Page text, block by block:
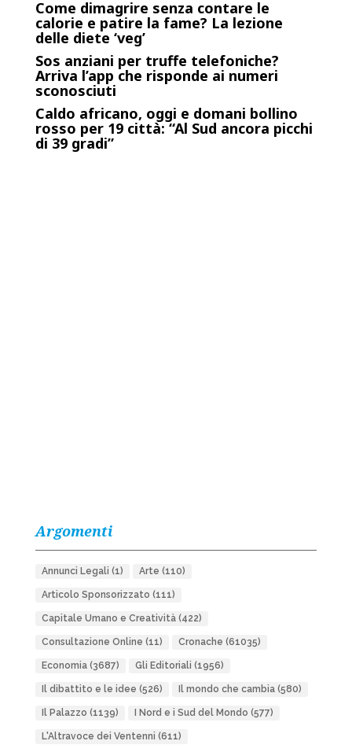
Come dimagrire senza contare le
calorie e patire la fame? La lezione
delle diete ‘veg’
Sos anziani per truffe telefoniche?
Arriva l’app che risponde ai numeri
sconosciuti
Caldo africano, oggi e domani bollino
rosso per 19 città: “Al Sud ancora picchi
di 39 gradi”
Argomenti
Annunci Legali (1) Arte (110)
Articolo Sponsorizzato (111)
Capitale Umano e Creatività(422)
Consultazione Online (11) Cronache (61035)
Economia(3687) Gli Editoriali (1956)
Il dibattito e le idee (526) Il mondo che cambia(580)
Il Palazzo (1139) I Nord e i Sud del Mondo (577)
L'Altravoce dei Ventenni (611)